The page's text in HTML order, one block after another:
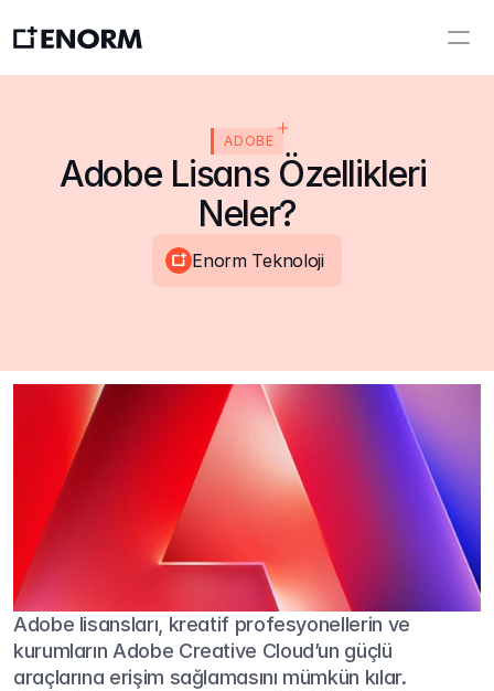
ADOBE
Adobe Lisans Özellikleri
Neler?
Enorm Teknoloji
Adobe lisansları, kreatif profesyonellerin ve
kurumların Adobe Creative Cloud’un güçlü
araçlarına erişim sağlamasını mümkün kılar.